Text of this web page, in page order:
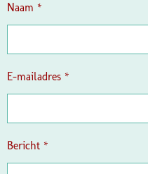
t
r
e
n
Naam *
E-mailadres *
Bericht *